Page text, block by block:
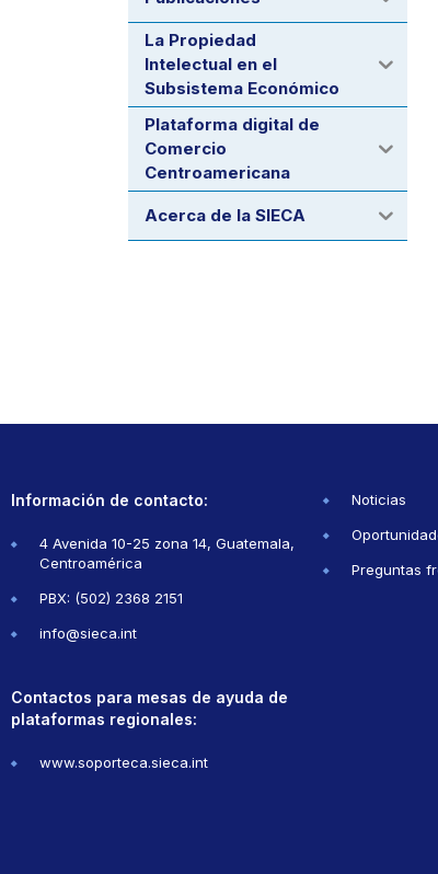
La Propiedad
Intelectual en el
Subsistema Económico
Plataforma digital de
Comercio
Centroamericana
Acerca de la SIECA
Información de contacto:
4 Avenida 10-25 zona 14, Guatemala,
Centroamérica
PBX: (502) 2368 2151
info@sieca.int
Contactos para mesas de ayuda de
plataformas regionales:
www.soporteca.sieca.int
Noticias
Preguntas